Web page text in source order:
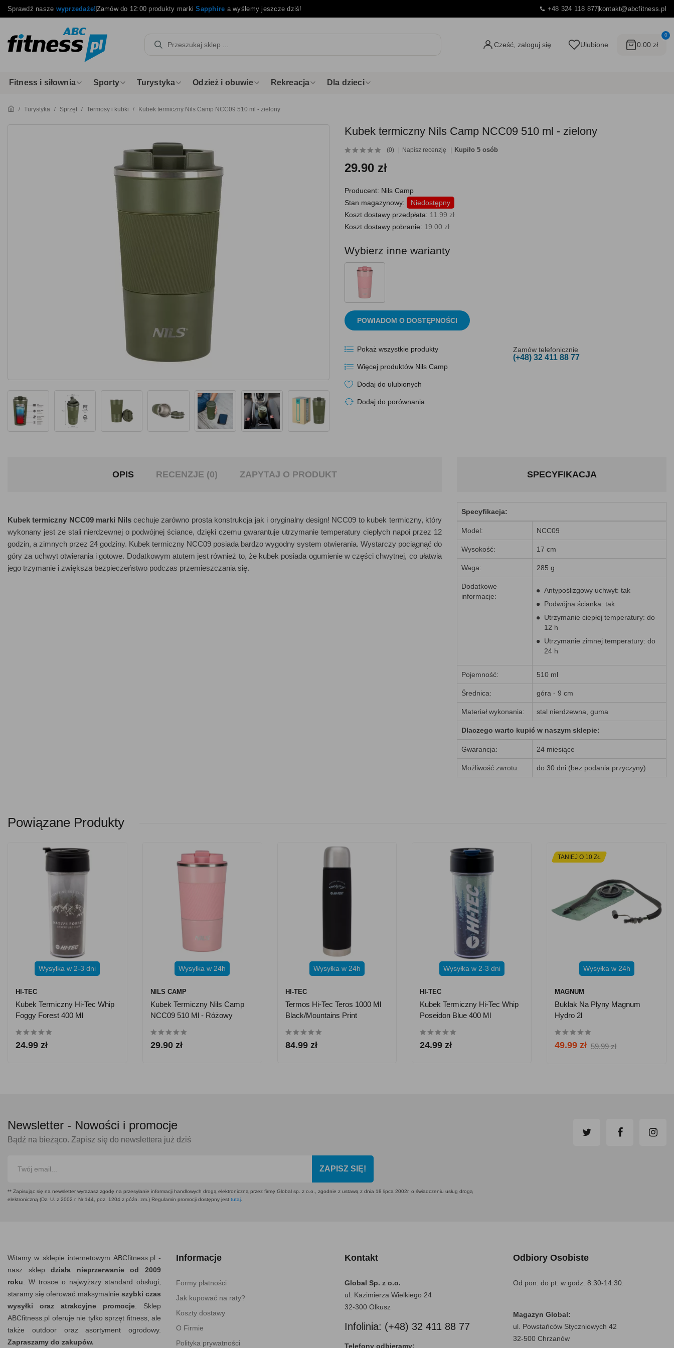
Sprawdź nasze wyprzedaże!Zamów do 12:00 produkty markiSapphire a wyślemy jeszcze dziś! +48 324 118 877kontakt@abcfitness.pl
Cześć, zaloguj się Ulubione
0
0.00 zł
Fitness i siłownia Sporty Turystyka Odzież i obuwie Rekreacja Dla dzieci
Turystyka Sprzęt Termosy i kubki Kubek termiczny Nils Camp NCC09 510 ml - zielony
Kubek termiczny Nils Camp NCC09 510 ml - zielony
(0) Napisz recenzję Kupiło 5 osób
29.90 zł
Producent: Nils Camp
Stan magazynowy:
Niedostępny
Koszt dostawy przedpłata: 11.99 zł
Koszt dostawy pobranie: 19.00 zł
Wybierz inne warianty
POWIADOM O DOSTĘPNOŚCI
Pokaż wszystkie produkty
Więcej produktów Nils Camp
Dodaj do ulubionych
Dodaj do porównania
Zamów telefonicznie
(+48) 32 411 88 77
OPIS RECENZJE (0) ZAPYTAJ O PRODUKT
Kubek termiczny NCC09 marki Nilscechuje zarówno prosta konstrukcja jak i oryginalny design! NCC09 to kubek termiczny, który
wykonany jest ze stali nierdzewnej o podwójnej ściance, dzięki czemu gwarantuje utrzymanie temperatury ciepłych napoi przez 12
godzin, a zimnych przez 24 godziny. Kubek termiczny NCC09 posiada bardzo wygodny system otwierania. Wystarczy pociągnąć do
góry za uchwyt otwierania i gotowe. Dodatkowym atutem jest również to, że kubek posiada ogumienie w części chwytnej, co ułatwia
jego trzymanie i zwiększa bezpieczeństwo podczas przemieszczania się.
SPECYFIKACJA
Specyfikacja:
Model: NCC09
Wysokość: 17 cm
Waga: 285 g
Dodatkowe
informacje:
Antypoślizgowy uchwyt: tak
Podwójna ścianka: tak
Utrzymanie ciepłej temperatury: do
12 h
Utrzymanie zimnej temperatury: do
24 h
Pojemność: 510 ml
Średnica: góra - 9 cm
Materiał wykonania: stal nierdzewna, guma
Dlaczego warto kupić w naszym sklepie:
Gwarancja: 24 miesiące
Możliwość zwrotu: do 30 dni (bez podania przyczyny)
Powiązane Produkty
Wysyłka w 2-3 dni
HI-TEC
Kubek Termiczny Hi-Tec Whip
Foggy Forest 400 Ml
24.99 zł
Wysyłka w 24h
NILS CAMP
Kubek Termiczny Nils Camp
NCC09 510 Ml - Różowy
29.90 zł
Wysyłka w 24h
HI-TEC
Termos Hi-Tec Teros 1000 Ml
Black/Mountains Print
84.99 zł
Wysyłka w 2-3 dni
HI-TEC
Kubek Termiczny Hi-Tec Whip
Poseidon Blue 400 Ml
24.99 zł
TANIEJ O 10 ZŁ
Wysyłka w 24h
MAGNUM
Bukłak Na Płyny Magnum
Hydro 2l
49.99 zł 59.99 zł
Newsletter - Nowości i promocje
Bądź na bieżąco. Zapisz się do newslettera już dziś
ZAPISZ SIĘ!
** Zapisując się na newsletter wyrażasz zgodę na przesyłanie informacji handlowych drogą elektroniczną przez firmę Global sp. z o.o., zgodnie z ustawą z dnia 18 lipca 2002r. o świadczeniu usług drogą
elektroniczną (Dz. U. z 2002 r. Nr 144, poz. 1204 z późn. zm.) Regulamin promocji dostępny jest tutaj
Witamy w sklepie internetowym ABCfitness.pl -
nasz sklepdziała nieprzerwanie od 2009
roku . W trosce o najwyższy standard obsługi,
staramy się oferować maksymalnie szybki czas
wysyłki oraz atrakcyjne promocje . Sklep
ABCfitness.pl oferuje nie tylko sprzęt fitness, ale
także outdoor oraz asortyment ogrodowy.
Zapraszamy do zakupów.
Informacje
Formy płatności
Jak kupować na raty?
Koszty dostawy
O Firmie
Polityka prywatności
Kontakt
Global Sp. z o.o.
ul. Kazimierza Wielkiego 24
32-300 Olkusz
Infolinia: (+48) 32 411 88 77
Telefony odbieramy:
Odbiory Osobiste
Od pon. do pt. w godz. 8:30-14:30.
Magazyn Global:
ul. Powstańców Styczniowych 42
32-500 Chrzanów